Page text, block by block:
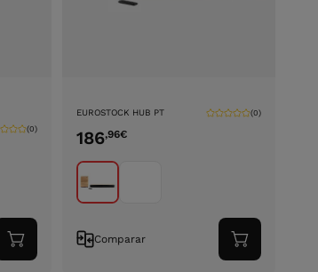
(0)
Adicionar
ao
EUROSTOCK HUB PT (0)
186,96€
Comparar
Adicionar
ao